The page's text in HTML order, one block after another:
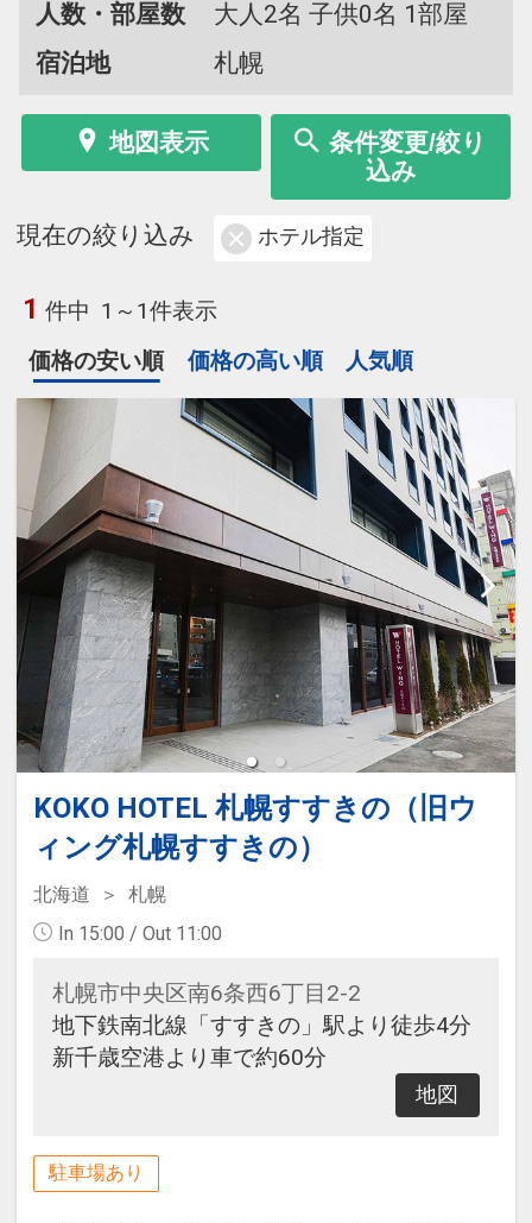
人数・部屋数
大人2名 子供0名 1部屋
宿泊地
札幌
地図表示
条件変更/絞り
込み
現在の絞り込み ホテル指定
1 件中 1～1件表示
価格の安い順
価格の高い順 人気順
KOKO HOTEL 札幌すすきの（旧ウ
ィング札幌すすきの）
北海道
札幌
In 15:00 / Out 11:00
札幌市中央区南6条西6丁目2-2
地下鉄南北線「すすきの」駅より徒歩4分
新千歳空港より車で約60分
地図
駐車場あり